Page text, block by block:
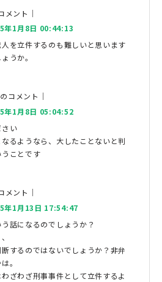
メント｜
年1月8日 00:44:13
を立件するのも難しいと思います
うか。
のコメント｜
年1月8日 05:04:52
い
るようなら、大したことないと判
ことです
メント｜
年1月13日 17:54:47
話になるのでしょうか？
するのではないでしょうか？非弁
。
ざわざ刑事事件として立件するよ